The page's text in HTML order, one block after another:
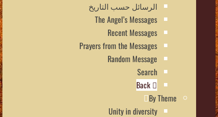
الرسائل حسب التاريخ
The Angel’s Messages
Recent Messages
Prayers from the Messages
Random Message
Search
By Theme
Unity in diversity